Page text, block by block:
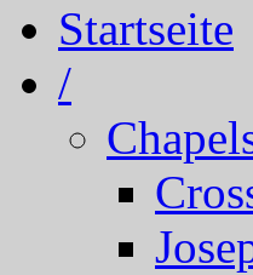
Startseite
/